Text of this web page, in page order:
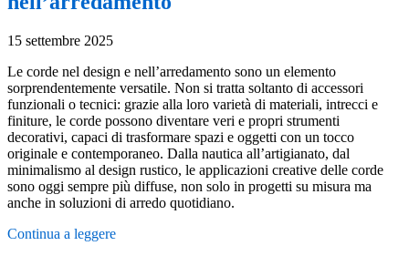
15 settembre 2025
Le corde nel design e nell’arredamento sono un elemento
sorprendentemente versatile. Non si tratta soltanto di accessori
funzionali o tecnici: grazie alla loro varietà di materiali, intrecci e
finiture, le corde possono diventare veri e propri strumenti
decorativi, capaci di trasformare spazi e oggetti con un tocco
originale e contemporaneo. Dalla nautica all’artigianato, dal
minimalismo al design rustico, le applicazioni creative delle corde
sono oggi sempre più diffuse, non solo in progetti su misura ma
anche in soluzioni di arredo quotidiano.
Continua a leggere